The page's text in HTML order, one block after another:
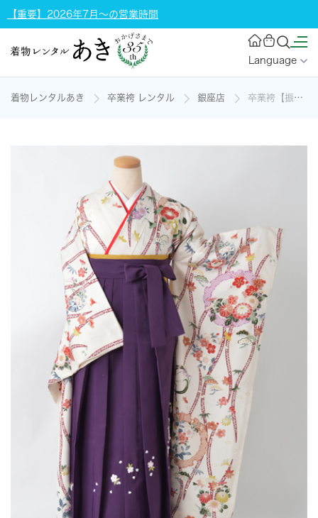
【重要】2026年7月～の営業時間
Language
着物レンタルあき 卒業袴 レンタル 銀座店 卒業袴【振袖・たてわく文様に四季花】の着物レンタル